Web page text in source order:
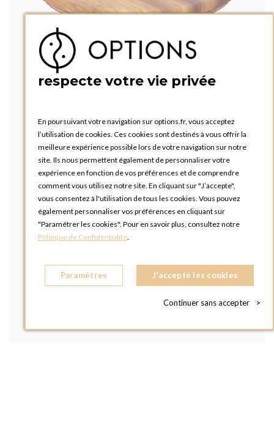
respecte votre vie privée
En poursuivant votre navigation sur options.fr, vous acceptez
l’utilisation de cookies. Ces cookies sont destinés à vous offrir la
meilleure expérience possible lors de votre navigation sur notre
site. Ils nous permettent également de personnaliser votre
expérience en fonction de vos préférences et de comprendre
comment vous utilisez notre site. En cliquant sur "J’accepte",
vous consentez à l'utilisation de tous les cookies. Vous pouvez
également personnaliser vos préférences en cliquant sur
"Paramétrer les cookies". Pour en savoir plus, consultez notre
Politique de Confidentialité.
Paramètres J'accepte les cookies
Continuer sans accepter >